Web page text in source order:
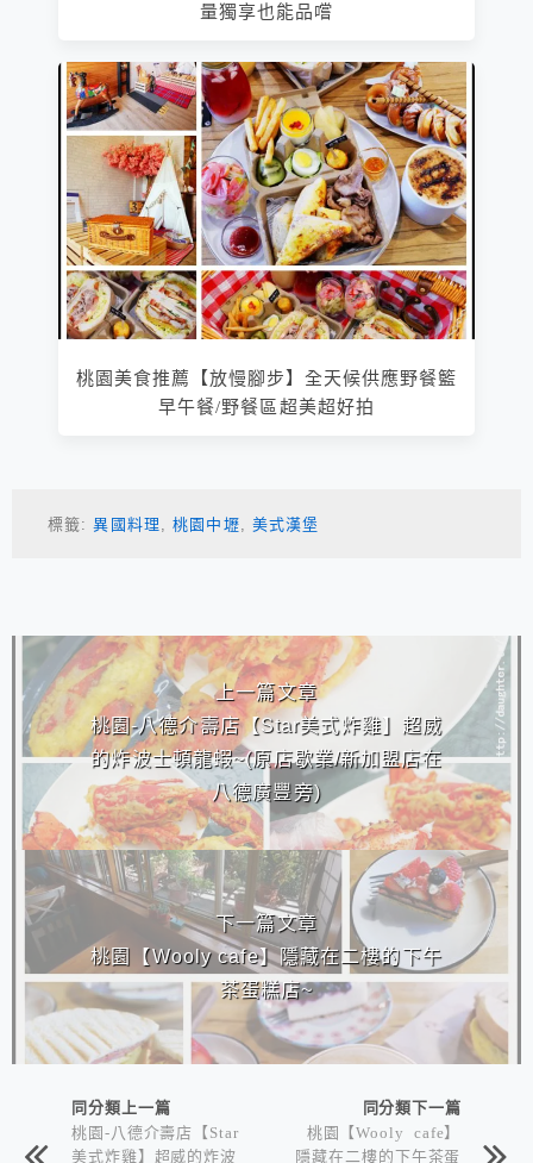
量獨享也能品嚐
桃園美食推薦【放慢腳步】全天候供應野餐籃
早午餐/野餐區超美超好拍
標籤:異國料理 ,桃園中壢 美式漢堡
相連文章
上一篇文章
桃園-八德介壽店【Star美式炸雞】超威
的炸波士頓龍蝦~(原店歇業/新加盟店在
八德廣豐旁)
下一篇文章
桃園【Wooly cafe】隱藏在二樓的下午
茶蛋糕店~
同分類上一篇
桃園-八德介壽店【Star
美式炸雞】超威的炸波
同分類下一篇
桃園【Wooly cafe】
隱藏在二樓的下午茶蛋